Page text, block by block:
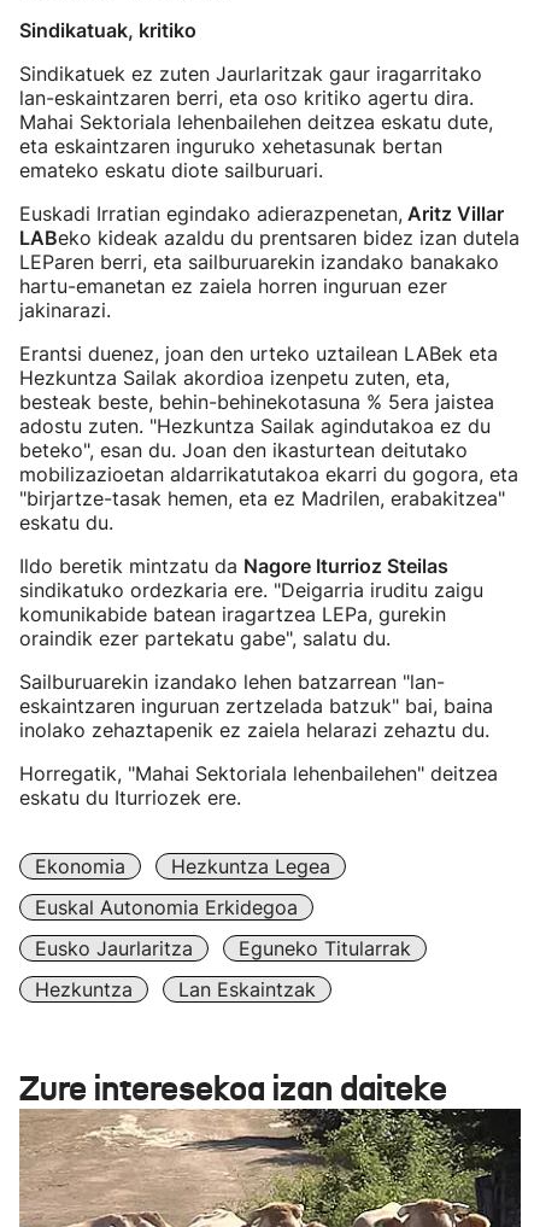
Sindikatuak, kritiko
Sindikatuek ez zuten Jaurlaritzak gaur iragarritako
lan-eskaintzaren berri, eta oso kritiko agertu dira.
Mahai Sektoriala lehenbailehen deitzea eskatu dute,
eta eskaintzaren inguruko xehetasunak bertan
emateko eskatu diote sailburuari.
Euskadi Irratian egindako adierazpenetan, Aritz Villar
LABeko kideak azaldu du prentsaren bidez izan dutela
LEParen berri, eta sailburuarekin izandako banakako
hartu-emanetan ez zaiela horren inguruan ezer
jakinarazi.
Erantsi duenez, joan den urteko uztailean LABek eta
Hezkuntza Sailak akordioa izenpetu zuten, eta,
besteak beste, behin-behinekotasuna % 5era jaistea
adostu zuten. "Hezkuntza Sailak agindutakoa ez du
beteko", esan du. Joan den ikasturtean deitutako
mobilizazioetan aldarrikatutakoa ekarri du gogora, eta
"birjartze-tasak hemen, eta ez Madrilen, erabakitzea"
eskatu du.
Ildo beretik mintzatu da Nagore Iturrioz Steilas
sindikatuko ordezkaria ere. "Deigarria iruditu zaigu
komunikabide batean iragartzea LEPa, gurekin
oraindik ezer partekatu gabe", salatu du.
Sailburuarekin izandako lehen batzarrean "lan-
eskaintzaren inguruan zertzelada batzuk" bai, baina
inolako zehaztapenik ez zaiela helarazi zehaztu du.
Horregatik, "Mahai Sektoriala lehenbailehen" deitzea
eskatu du Iturriozek ere.
Ekonomia
Hezkuntza Legea
Euskal Autonomia Erkidegoa
Eusko Jaurlaritza
Eguneko Titularrak
Hezkuntza
Lan Eskaintzak
Zure interesekoa izan daiteke